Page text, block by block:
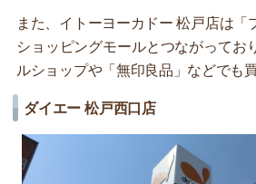
また、イトーヨーカドー 松戸店は「
ショッピングモールとつながってお
ルショップや「無印良品」などでも
ダイエー 松戸西口店